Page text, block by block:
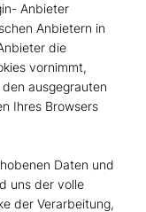
Anbieter
Anbietern in
die
vornimmt,
ausgegrauten
Ihres Browsers
Daten und
uns der volle
der Verarbeitung,